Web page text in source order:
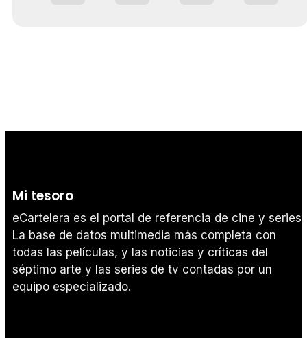
Mi tesoro
eCartelera es el portal de referencia de cine y series.
La base de datos multimedia más completa con
todas las películas, y las noticias y críticas del
séptimo arte y las series de tv contadas por un
equipo especializado.